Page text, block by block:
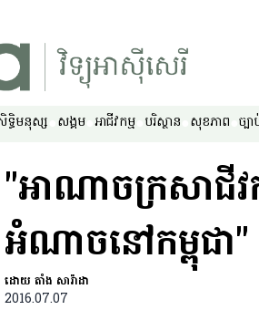
ទ្ធិ​មនុស្ស សង្គម អាជីវកម្ម បរិស្ថាន សុខភាព ច្ប
"អាណាចក្រ​សាជីវក
អំណាច​នៅ​កម្ពុជា"
ដោយ តាំង សារ៉ាដា
2016.07.07